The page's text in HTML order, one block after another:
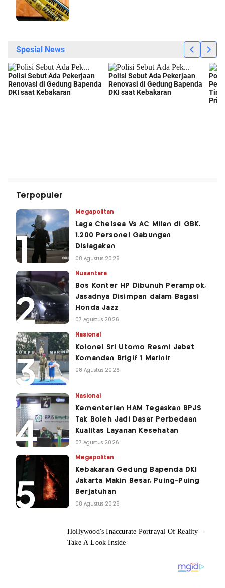
Terpopuler
Megapolitan
Laga Chelsea Vs AC Milan di GBK,
1.200 Personel Gabungan
Disiagakan
08 Agustus 2026
Nusantara
Bos Konter HP Dibunuh Perampok,
Jasadnya Disimpan dalam Bagasi
Honda Jazz
07 Agustus 2026
Nasional
Kolonel Sri Utomo Resmi Jabat
Komandan Brigif 1 Marinir
08 Agustus 2026
Nasional
Kementerian HAM Tegaskan BPJS
Tak Boleh Jadi Dasar Perbedaan
Kualitas Layanan Kesehatan
07 Agustus 2026
Megapolitan
Kebakaran Gedung Bapenda DKI
Jakarta Makin Besar, Puing-Puing
Berjatuhan
08 Agustus 2026